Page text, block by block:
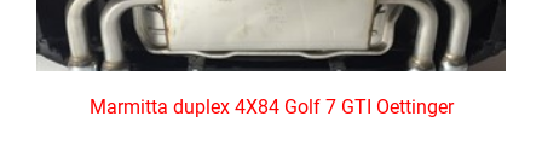
Marmitta duplex 4X84 Golf 7 GTI Oettinger